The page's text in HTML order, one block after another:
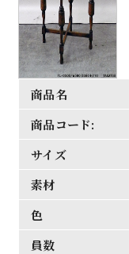
商品名
商品コード:
サイズ
素材
色
員数